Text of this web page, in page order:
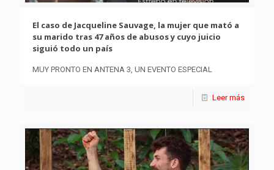
El caso de Jacqueline Sauvage, la mujer que mató a
su marido tras 47 años de abusos y cuyo juicio
siguió todo un país
MUY PRONTO EN ANTENA 3, UN EVENTO ESPECIAL
Leer más